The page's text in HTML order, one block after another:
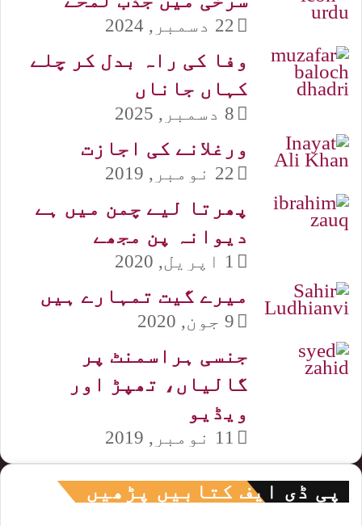
22 دسمبر, 2024
وفا کی راہ بدل کر چلے
کہاں جاناں
8 دسمبر, 2025
ورغلانے کی اجازت
22 نومبر, 2019
پھرتا لیے چمن میں ہے
دیوانہ پن مجھے
1 اپریل, 2020
میرے گیت تمہارے ہیں
9 جون, 2020
جنسی ہراسمنٹ پر
گالیاں، تھپڑ اور
ویڈیو
11 نومبر, 2019
پی ڈی ایف کتابیں پڑھیں